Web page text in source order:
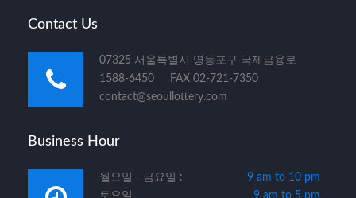
Contact Us
07325 서울특별시 영등포구 국제금융로
1588-6450 FAX 02-721-7350
contact@seoullottery.com
Business Hour
월요일 - 금요일 :
9 am to 10 pm
토요일
9 am to 5 pm